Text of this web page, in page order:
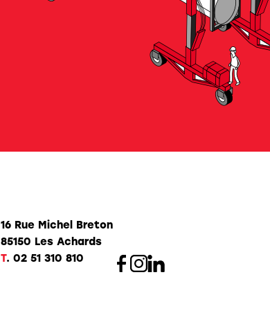
16 Rue Michel Breton
85150 Les Achards
T. 02 51 310 810